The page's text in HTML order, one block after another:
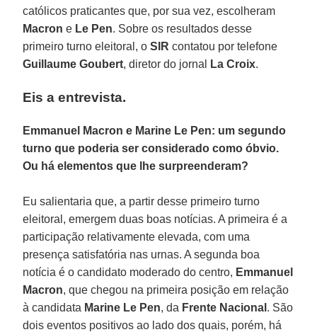
católicos praticantes que, por sua vez, escolheram
Macron e Le Pen. Sobre os resultados desse
primeiro turno eleitoral, oSIR contatou por telefone
Guillaume Goubert, diretor do jornal La Croix.
Eis a entrevista.
Emmanuel Macron e Marine Le Pen: um segundo
turno que poderia ser considerado como óbvio.
Ou há elementos que lhe surpreenderam?
Eu salientaria que, a partir desse primeiro turno
eleitoral, emergem duas boas notícias. A primeira é a
participação relativamente elevada, com uma
presença satisfatória nas urnas. A segunda boa
notícia é o candidato moderado do centro, Emmanuel
Macron, que chegou na primeira posição em relação
à candidata Marine Le Pen, da Frente Nacional . São
dois eventos positivos ao lado dos quais, porém, há